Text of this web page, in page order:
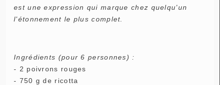
est une expression qui marque chez quelqu'un
l'étonnement le plus complet.
Ingrédients (pour 6 personnes) :
- 2 poivrons rouges
- 750 g de ricotta